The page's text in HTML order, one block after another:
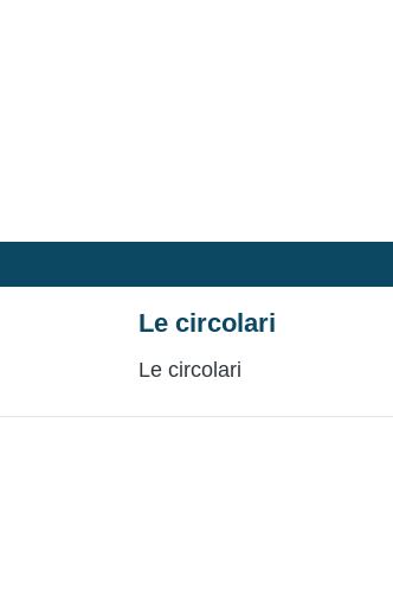
Le circolari
Le circolari